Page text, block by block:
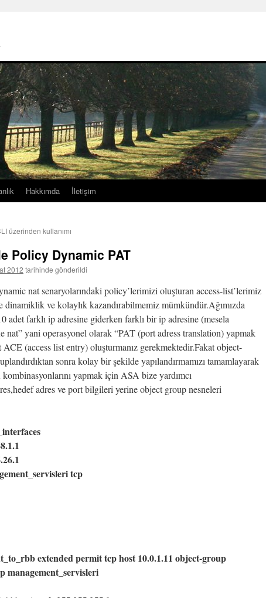
Hakkımda İletişim
üzerinden kullanımı
Policy Dynamic PAT
2012 tarihinde gönderildi
nat senaryolarındaki policy’lerimizi oluşturan access-list’lerimiz
dinamiklik ve kolaylık kazandırabilmemiz mümkündür.Ağımızda
adet farklı ip adresine giderken farklı bir ip adresine (mesela
nat” yani operasyonel olarak “PAT (port adress translation) yapmak
(access list entry) oluşturmanız gerekmektedir.Fakat object-
sonra kolay bir şekilde yapılandırmamızı tamamlayarak
yapmak için ASA bize yardımcı
adres ve port bilgileri yerine object group nesneleri
tcp
extended permit tcp host 10.0.1.11 object-group
management_servisleri